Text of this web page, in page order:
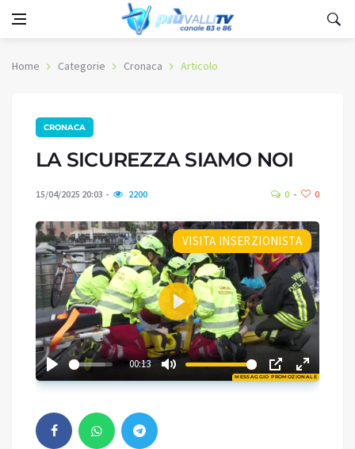
Home Categorie Cronaca Articolo
CRONACA
LA SICUREZZA SIAMO NOI
15/04/2025 20:03 2200 0 0
MESSAGGIO PROMOZIONALE
VISITA INSERZIONISTA
00:13
Play
03:17